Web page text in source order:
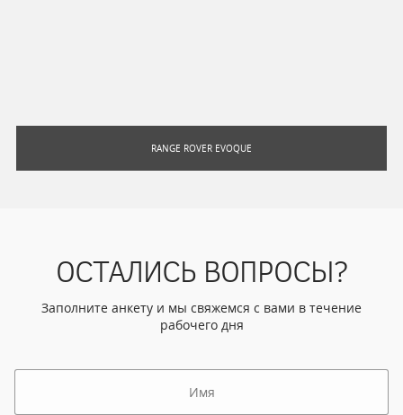
RANGE ROVER EVOQUE
ОСТАЛИСЬ ВОПРОСЫ?
Заполните анкету и мы свяжемся с вами в течение
рабочего дня